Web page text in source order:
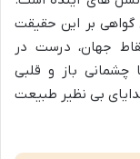
گواهی بر این حقیقت
جهان، درست در
چشمانی باز و قلبی
بی نظیر طبیعت